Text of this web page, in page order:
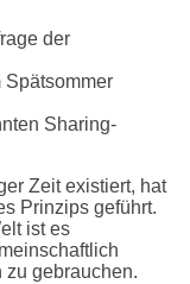
der
Spätsommer
Sharing-
Zeit existiert, hat
Prinzips geführt.
ist es
zu gebrauchen.